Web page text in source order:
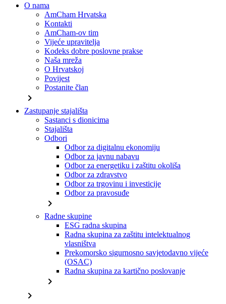
O nama
AmCham Hrvatska
Kontakti
AmCham-ov tim
Vijeće upravitelja
Kodeks dobre poslovne prakse
Naša mreža
O Hrvatskoj
Povijest
Postanite član
chevron_right
Zastupanje stajališta
Sastanci s dionicima
Stajališta
Odbori
Odbor za digitalnu ekonomiju
Odbor za javnu nabavu
Odbor za energetiku i zaštitu okoliša
Odbor za zdravstvo
Odbor za trgovinu i investicije
Odbor za pravosuđe
chevron_right
Radne skupine
ESG radna skupina
Radna skupina za zaštitu intelektualnog
vlasništva
Prekomorsko sigurnosno savjetodavno vijeće
(OSAC)
Radna skupina za kartično poslovanje
chevron_right
chevron_right